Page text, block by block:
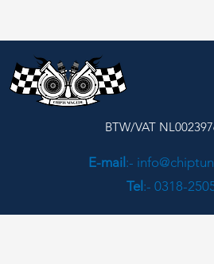
BTW/VAT
E-mail :-
Tel :- 0318-